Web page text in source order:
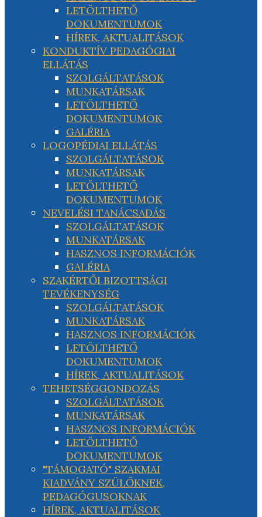
LETÖLTHETŐ
DOKUMENTUMOK
HÍREK, AKTUALITÁSOK
KONDUKTÍV PEDAGÓGIAI
ELLÁTÁS
SZOLGÁLTATÁSOK
MUNKATÁRSAK
LETÖLTHETŐ
DOKUMENTUMOK
GALÉRIA
LOGOPÉDIAI ELLÁTÁS
SZOLGÁLTATÁSOK
MUNKATÁRSAK
LETÖLTHETŐ
DOKUMENTUMOK
NEVELÉSI TANÁCSADÁS
SZOLGÁLTATÁSOK
MUNKATÁRSAK
HASZNOS INFORMÁCIÓK
GALÉRIA
SZAKÉRTŐI BIZOTTSÁGI
TEVÉKENYSÉG
SZOLGÁLTATÁSOK
MUNKATÁRSAK
HASZNOS INFORMÁCIÓK
LETÖLTHETŐ
DOKUMENTUMOK
HÍREK, AKTUALITÁSOK
TEHETSÉGGONDOZÁS
SZOLGÁLTATÁSOK
MUNKATÁRSAK
HASZNOS INFORMÁCIÓK
LETÖLTHETŐ
DOKUMENTUMOK
"TÁMOGATÓ" SZAKMAI
KIADVÁNY SZÜLŐKNEK,
PEDAGÓGUSOKNAK
HÍREK, AKTUALITÁSOK